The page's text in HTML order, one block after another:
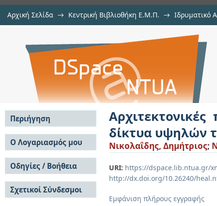
Αρχική Σελίδα → Κεντρική Βιβλιοθήκη Ε.Μ.Π. → Ιδρυματικό
Αρχιτεκτονικές
ταχυτήτων
δίκτυα υψηλών
Νικολαΐδης, Δημήτριος;
URI: https://dspace.lib.ntua.gr/
http://dx.doi.org/10.26240/
Εμφάνιση πλήρους εγγραφής
Περιήγηση
Σε όλο το DSpace
Κοινότητες & Συλλογές
Ανά Ημερομηνία
Έκδοσης
Συγγραφείς
Τίτλοι
Θέματα
Ο Λογαριασμός μου
Σύνδεση
Εγγραφή
Οδηγίες / Βοήθεια
Οδηγίες Υποβολής
Οδηγίες Χρήσης ΙΑ
Συχνές Ερωτήσεις
Σχετικοί Σύνδεσμοι